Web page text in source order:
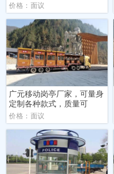
价格：面议
广元移动岗亭厂家，可量身
定制各种款式，质量可
价格：面议